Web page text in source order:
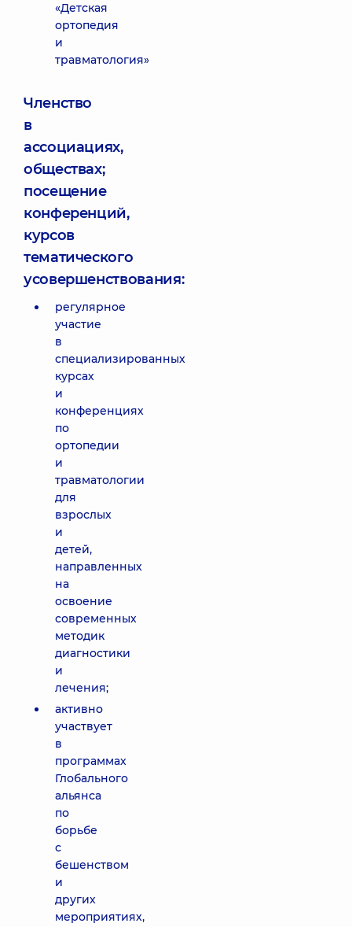
«Детская
ортопедия
и
травматология»
Членство
в
ассоциациях,
обществах;
посещение
конференций,
курсов
тематического
усовершенствования:
регулярное
участие
в
специализированных
курсах
и
конференциях
по
ортопедии
и
травматологии
для
взрослых
и
детей,
направленных
на
освоение
современных
методик
диагностики
и
лечения;
активно
участвует
в
программах
Глобального
альянса
по
борьбе
с
бешенством
и
других
мероприятиях,